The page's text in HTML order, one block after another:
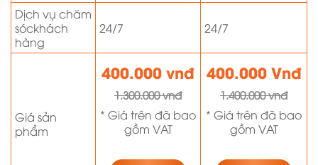
Dịch vụ chăm
sóckhách
hàng
24/7 24/7
Giá sản
phẩm
400.000 vnđ
1.300.000 vnđ
* Giá trên đã bao
gồm VAT
400.000 Vnđ
1.400.000 vnđ
* Giá trên đã bao
gồm VAT